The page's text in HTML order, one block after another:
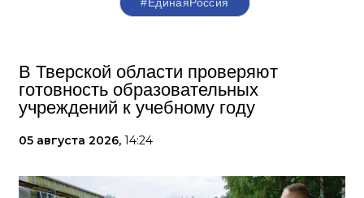
#‎ЕдинаяРоссия
В Тверской области проверяют
готовность образовательных
учреждений к учебному году
05 августа 2026, 14:24